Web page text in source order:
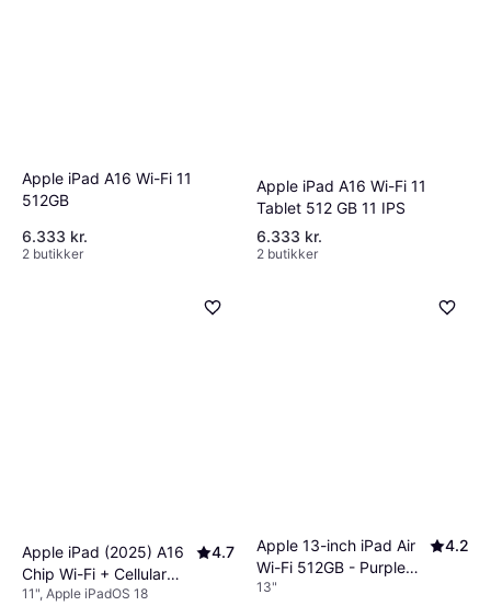
Apple iPad A16 Wi-Fi 11
512GB
6.333 kr.
2 butikker
Apple iPad A16 Wi-Fi 11
Tablet 512 GB 11 IPS
6.333 kr.
2 butikker
Apple iPad (2025) A16
Chip Wi-Fi + Cellular
512GB Pink
4.7
11", Apple iPadOS 18
Apple 13-inch iPad Air
Wi-Fi 512GB - Purple
(M4)
4.2
13"